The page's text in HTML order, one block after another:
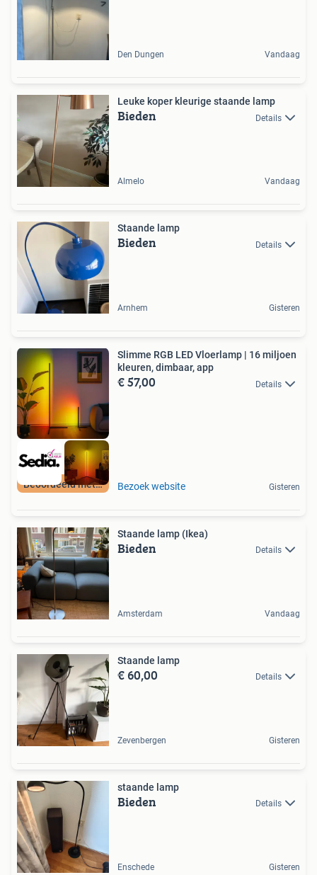
Den Dungen Vandaag
Leuke koper kleurige staande lamp
Bieden Details
Almelo Vandaag
Staande lamp
Bieden Details
Arnhem Gisteren
Beoordeeld met 9+
Slimme RGB LED Vloerlamp | 16 miljoen
kleuren, dimbaar, app
€ 57,00 Details
Bezoek website Gisteren
Staande lamp (Ikea)
Bieden Details
Amsterdam Vandaag
Staande lamp
€ 60,00 Details
Zevenbergen Gisteren
staande lamp
Bieden Details
Enschede Gisteren